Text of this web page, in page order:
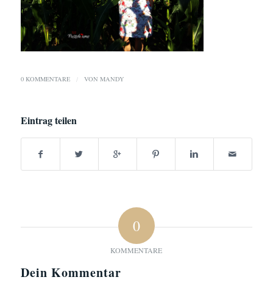
0 KOMMENTARE / VON MANDY
Eintrag teilen
0
KOMMENTARE
Dein Kommentar